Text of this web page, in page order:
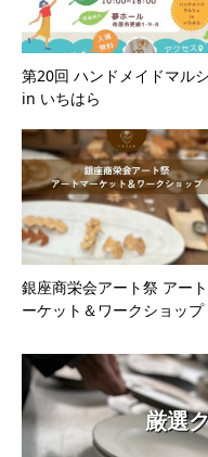
第20回 ハンドメイドマル
in いちはら
銀座商栄会アート祭 アー
ーケット＆ワークショップ
厳選